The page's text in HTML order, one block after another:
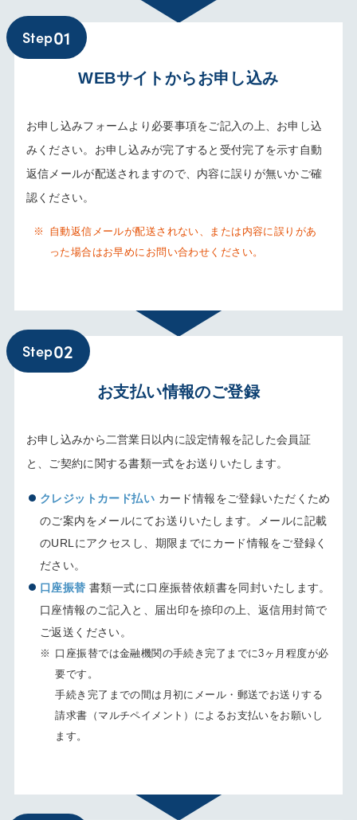
Step01
WEBサイトからお申し込み
お申し込みフォームより必要事項をご記入の上、お申し込
みください。お申し込みが完了すると受付完了を示す自動
返信メールが配送されますので、内容に誤りが無いかご確
認ください。
※
自動返信メールが配送されない、または内容に誤りがあ
った場合はお早めにお問い合わせください。
Step02
お支払い情報のご登録
お申し込みから二営業日以内に設定情報を記した会員証
と、ご契約に関する書類一式をお送りいたします。
クレジットカード払い カード情報をご登録いただくため
のご案内をメールにてお送りいたします。メールに記載
のURLにアクセスし、期限までにカード情報をご登録く
ださい。
口座振替 書類一式に口座振替依頼書を同封いたします。
口座情報のご記入と、届出印を捺印の上、返信用封筒で
ご返送ください。
※ 口座振替では金融機関の手続き完了までに3ヶ月程度が必
要です。
手続き完了までの間は月初にメール・郵送でお送りする
請求書（マルチペイメント）によるお支払いをお願いし
ます。